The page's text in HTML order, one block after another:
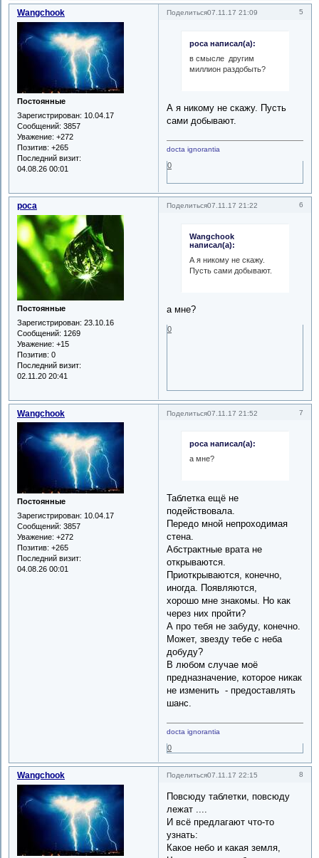
Поделиться 5
07.11.17 21:09
Wangchook
Постоянные
Зарегистрирован: 10.04.17
Сообщений: 3857
Уважение: +272
Позитив: +265
Последний визит:
04.08.26 00:01
роса написал(а):
в смысле другим
миллион раздобыть?
А я никому не скажу. Пусть
сами добывают.
docta ignorantia
0
Поделиться 6
07.11.17 21:22
роса
Постоянные
Зарегистрирован: 23.10.16
Сообщений: 1269
Уважение: +15
Позитив: 0
Последний визит:
02.11.20 20:41
Wangchook
написал(а):
А я никому не скажу.
Пусть сами добывают.
а мне?
0
Поделиться 7
07.11.17 21:52
Wangchook
Постоянные
Зарегистрирован: 10.04.17
Сообщений: 3857
Уважение: +272
Позитив: +265
Последний визит:
04.08.26 00:01
роса написал(а):
а мне?
Таблетка ещё не
подействовала.
Передо мной непроходимая
стена.
Абстрактные врата не
открываются.
Приоткрываются, конечно,
иногда. Появляются,
хорошо мне знакомы. Но как
через них пройти?
А про тебя не забуду, конечно.
Может, звезду тебе с неба
добуду?
В любом случае моё
предназначение, которое никак
не изменить - предоставлять
шанс.
docta ignorantia
0
Поделиться 8
07.11.17 22:15
Wangchook
Повсюду таблетки, повсюду
лежат ....
И всё предлагают что-то
узнать:
Какое небо и какая земля,